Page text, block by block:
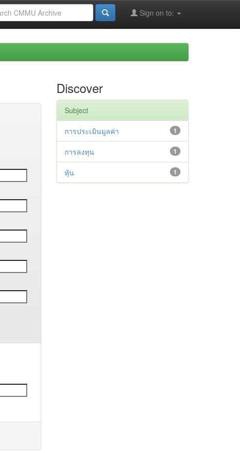
Sign on to:
Discover
Subject
1
การประเมินมูลค่า
1
การลงทุน
1
หุ้น